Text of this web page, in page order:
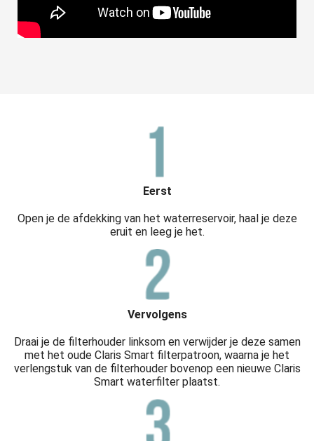
Eerst
Open je de afdekking van het waterreservoir, haal je deze
eruit en leeg je het.
Vervolgens
Draai je de filterhouder linksom en verwijder je deze samen
met het oude Claris Smart filterpatroon, waarna je het
verlengstuk van de filterhouder bovenop een nieuwe Claris
Smart waterfilter plaatst.